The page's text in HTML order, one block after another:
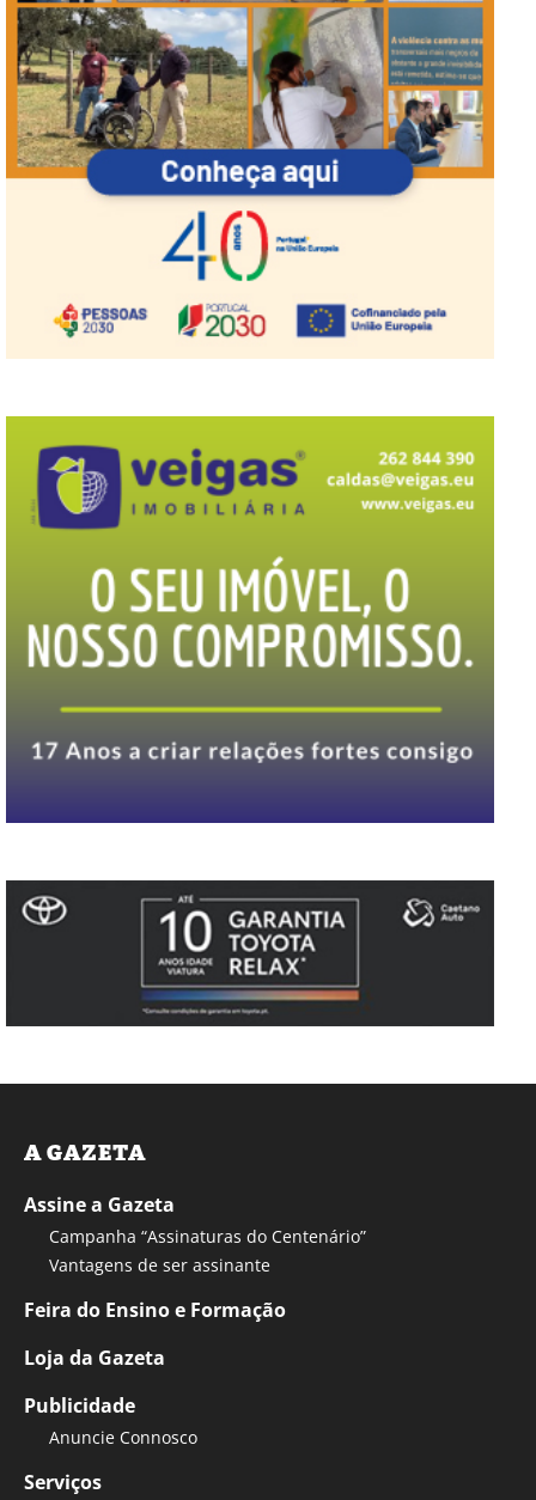
A GAZETA
Assine a Gazeta
Campanha “Assinaturas do Centenário”
Vantagens de ser assinante
Feira do Ensino e Formação
Loja da Gazeta
Publicidade
Anuncie Connosco
Serviços